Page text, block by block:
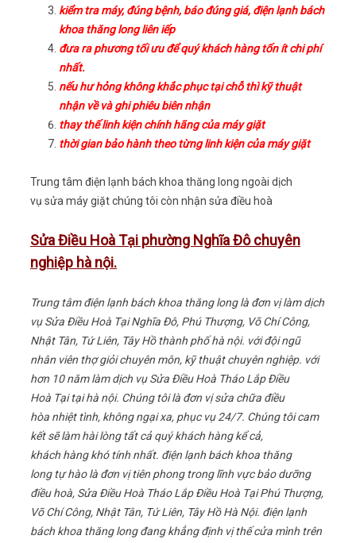
kiểm tra máy, đúng bệnh, báo đúng giá, điện lạnh bách
khoa thăng long liên iếp
đưa ra phương tối ưu để quý khách hàng tốn ít chi phí
nhất.
nếu hư hỏng không khắc phục tại chỗ thì kỹ thuật
nhận về và ghi phiêu biên nhận
thay thế linh kiện chính hãng của máy giặt
thời gian bảo hành theo từng linh kiện của máy giặt
Trung tâm điện lạnh bách khoa thăng long ngoài dịch
vụ sửa máy giặt chúng tôi còn nhận sửa điều hoà
Sửa Điều Hoà Tại phường Nghĩa Đô chuyên
nghiệp hà nội.
Trung tâm điện lạnh bách khoa thăng long là đơn vị làm dịch
vụ Sửa Điều Hoà Tại Nghĩa Đô, Phú Thượng, Võ Chí Công,
Nhật Tân, Tứ Liên, Tây Hồ thành phố hà nội. với đội ngũ
nhân viên thợ giỏi chuyên môn, kỹ thuật chuyên nghiệp. với
hơn 10 năm làm dịch vụ Sửa Điều Hoà Tháo Lắp Điều
Hoà Tại tại hà nội. Chúng tôi là đơn vị sửa chữa điều
hòa nhiệt tình, không ngại xa, phục vụ 24/7. Chúng tôi cam
kết sẽ làm hài lòng tất cả quý khách hàng kể cả,
khách hàng khó tính nhất. điện lạnh bách khoa thăng
long tự hào là đơn vị tiên phong trong lĩnh vực bảo dưỡng
điều hoà, Sửa Điều Hoà Tháo Lắp Điều Hoà Tại Phú Thượng,
Võ Chí Công, Nhật Tân, Tứ Liên, Tây Hồ Hà Nội. điện lạnh
bách khoa thăng long đang khẳng định vị thế cửa mình trên